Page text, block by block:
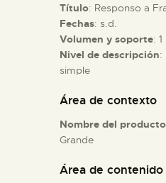
COLECCIONES
DIDÁCTICA
ESPAÑOL
Título: Responso a
Fechas: s.d.
Volumen y soporte: 1
Nivel de descripción:
simple
Área de contexto
Nombre del
Grande
Área de